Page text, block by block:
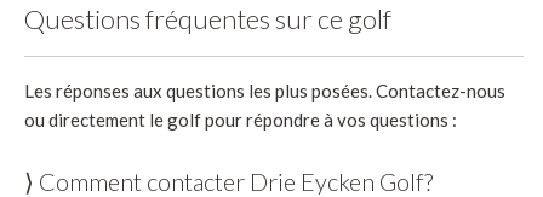
Questions fréquentes sur ce golf
Les réponses aux questions les plus posées. Contactez-nous
ou directement le golf pour répondre à vos questions :
⟩ Comment contacter Drie Eycken Golf?